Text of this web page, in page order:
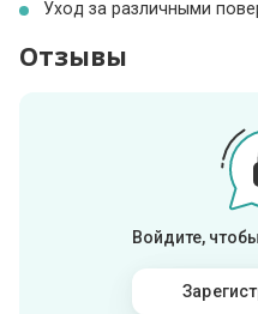
Уход за различными
Отзывы
Войдите,